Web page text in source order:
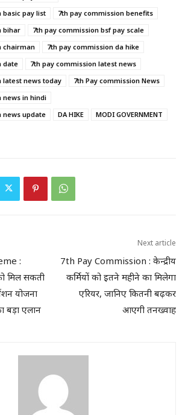
basic pay list
7th pay commission benefits
bihar
7th pay commission bsf pay scale
chairman
7th pay commission da hike
date
7th pay commission latest news
latest news today
7th Pay commission News
news in hindi
news update
DA HIKE
MODI GOVERNMENT
:
मिल सकती
योजना
बड़ा एलान
Next article
7th Pay Commission : केन्द्रीय
कर्मियों को इतने महीने का मिलेगा
एरियर, जानिए कितनी बढ़कर
आएगी तनख्वाह